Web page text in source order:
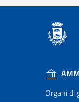
Organi di